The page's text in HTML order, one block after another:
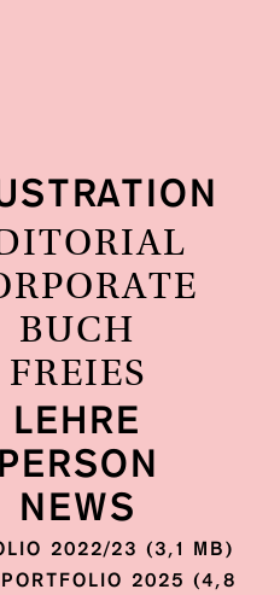
BUCH
FREIES
LEHRE
PERSON
NEWS
2022/23 (3,1 MB)
2025 (4,8